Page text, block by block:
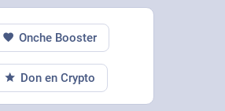
Onche Booster
Don en Crypto